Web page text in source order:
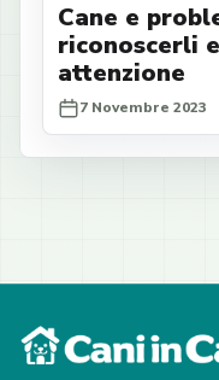
Cane e
riconoscerli
attenzione
7 Novembre 2023